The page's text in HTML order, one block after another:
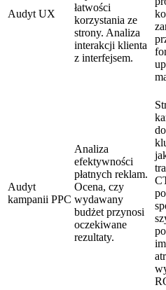
Audyt UX
łatwości
korzystania ze
strony. Analiza
interakcji klienta
z interfejsem.
Audyt
kampanii PPC
Analiza
efektywności
płatnych reklam.
Ocena, czy
wydawany
budżet przynosi
oczekiwane
rezultaty.